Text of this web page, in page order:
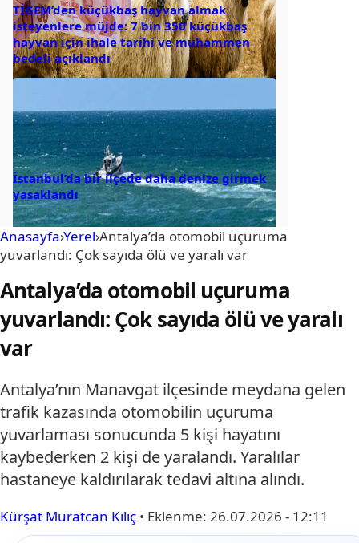
TİGEM’den küçükbaş hayvan almak
isteyenlere müjde: 7 bin 350 küçükbaş
hayvan için ihale tarihi ve muhammen
bedeli açıklandı
İstanbul’da bir ilçede daha denize girmek
yasaklandı
Anasayfa›Yerel›Antalya’da otomobil uçuruma
yuvarlandı: Çok sayıda ölü ve yaralı var
Antalya’da otomobil uçuruma
yuvarlandı: Çok sayıda ölü ve yaralı
var
Antalya’nın Manavgat ilçesinde meydana gelen
trafik kazasında otomobilin uçuruma
yuvarlaması sonucunda 5 kişi hayatını
kaybederken 2 kişi de yaralandı. Yaralılar
hastaneye kaldırılarak tedavi altına alındı.
Kürşat Muratcan Kılıç • Eklenme: 26.07.2026 - 12:11